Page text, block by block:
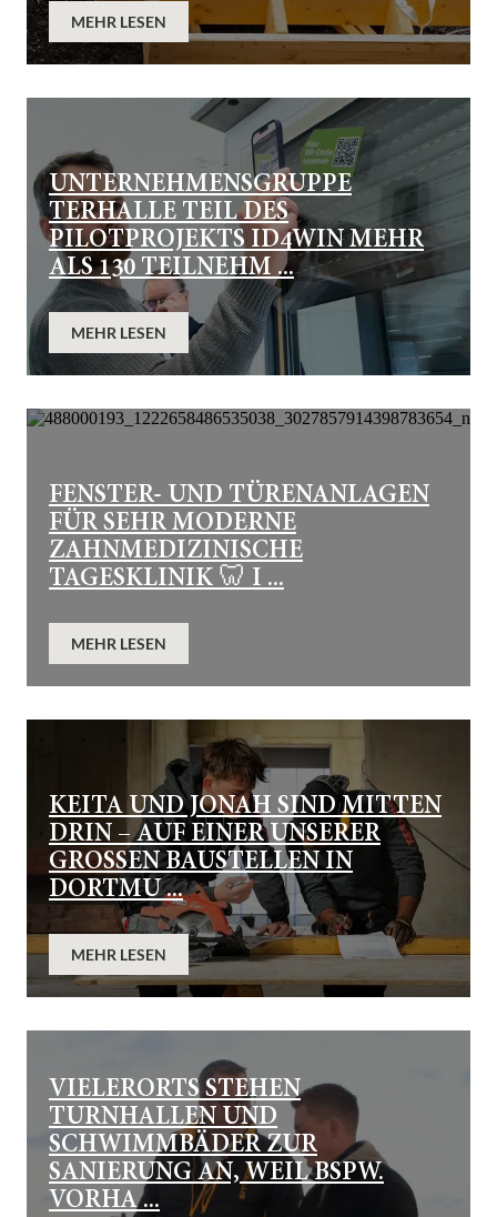
MEHR LESEN
UNTERNEHMENSGRUPPE
TERHALLE TEIL DES
PILOTPROJEKTS ID4WIN MEHR
ALS 130 TEILNEHM ...
MEHR LESEN
FENSTER- UND TÜRENANLAGEN
FÜR SEHR MODERNE
ZAHNMEDIZINISCHE
TAGESKLINIK 🦷 I ...
MEHR LESEN
KEITA UND JONAH SIND MITTEN
DRIN – AUF EINER UNSERER
GROSSEN BAUSTELLEN IN D
ORTMU ...
MEHR LESEN
VIELERORTS STEHEN
TURNHALLEN UND
SCHWIMMBÄDER ZUR
SANIERUNG AN, WEIL BSPW.
VORHA ...